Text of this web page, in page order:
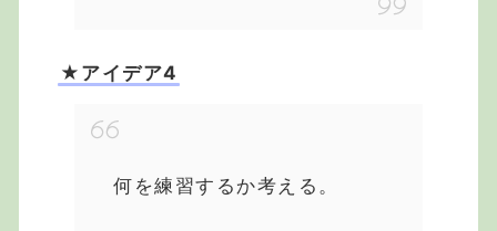
★アイデア4
何を練習するか考える。